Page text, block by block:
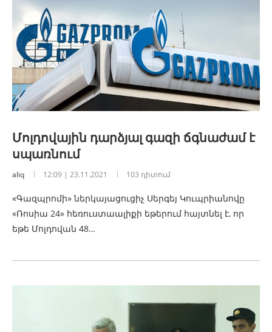
Մոլդովային դարձյալ գազի ճգնաժամ է
սպառնում
aliq 12:09 | 23.11.2021 103 դիտում
«Գազպրոմի» ներկայացուցիչ Սերգեյ Կուպրիանովը
«Ռոսիա 24» հեռուստաալիքի եթերում հայտնել է, որ
եթե Մոլդովան 48…